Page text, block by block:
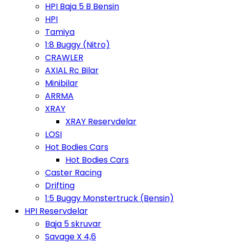
HPI Baja 5 B Bensin
HPI
Tamiya
1:8 Buggy (Nitro)
CRAWLER
AXIAL Rc Bilar
Minibilar
ARRMA
XRAY
XRAY Reservdelar
LOSI
Hot Bodies Cars
Hot Bodies Cars
Caster Racing
Drifting
1:5 Buggy Monstertruck (Bensin)
HPI Reservdelar
Baja 5 skruvar
Savage X 4,6